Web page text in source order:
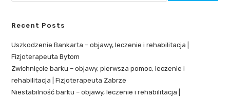
Recent Posts
Uszkodzenie Bankarta – objawy, leczenie i rehabilitacja |
Fizjoterapeuta Bytom
Zwichnięcie barku – objawy, pierwsza pomoc, leczenie i
rehabilitacja | Fizjoterapeuta Zabrze
Niestabilność barku – objawy, leczenie i rehabilitacja |